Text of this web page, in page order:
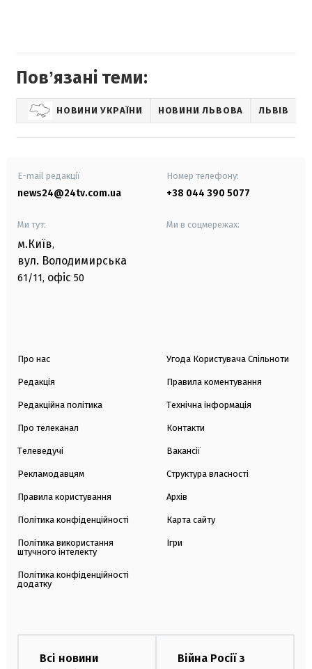
Повʼязані теми:
НОВИНИ УКРАЇНИ НОВИНИ ЛЬВОВА ЛЬВІВ
E-mail редакції
news24@24tv.com.ua
Номер телефону:
+38 044 390 5077
Ми тут:
м.Київ,
вул. Володимирська
61/11, офіс 50
Ми в соцмережах:
Про нас
Редакція
Редакційна політика
Про телеканал
Телеведучі
Рекламодавцям
Правила користування
Політика конфіденційності
Політика використання
штучного інтелекту
Політика конфіденційності
додатку
Угода Користувача Спільноти
Правила коментування
Технічна інформація
Контакти
Вакансії
Структура власності
Архів
Карта сайту
Ігри
Всі новини
Війна Росії з